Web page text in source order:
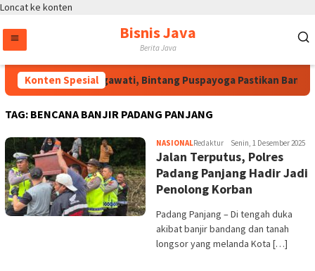
Loncat ke konten
Bisnis Java
Berita Java
Konten Spesial
Atas Arahan Megawati, Bintang Puspayoga Pastikan Bang
TAG: BENCANA BANJIR PADANG PANJANG
NASIONALRedaktur Senin, 1 Desember 2025
Jalan Terputus, Polres
Padang Panjang Hadir Jadi
Penolong Korban
Padang Panjang – Di tengah duka
akibat banjir bandang dan tanah
longsor yang melanda Kota […]